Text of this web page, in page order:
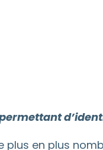
plus en plus